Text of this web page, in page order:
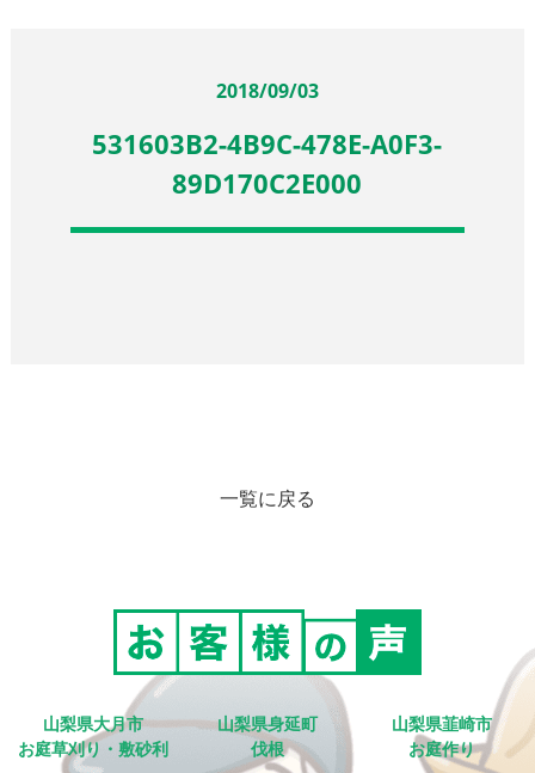
2018/09/03
531603B2-4B9C-478E-A0F3-
89D170C2E000
一覧に戻る
山梨県大月市
お庭草刈り・敷砂利
山梨県身延町
伐根
山梨県韮崎市
お庭作り